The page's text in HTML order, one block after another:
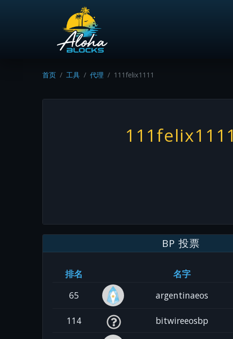
首页 工具 代理 111felix1111
111felix1111
BP 投票
排名 名字
65
argentinaeos
114 bitwireeosbp